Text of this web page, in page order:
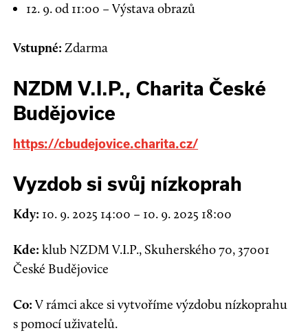
12. 9. od 11:00 – Výstava obrazů
Vstupné: Zdarma
NZDM V.I.P., Charita České
Budějovice
https://cbudejovice.charita.cz/
Vyzdob si svůj nízkoprah
Kdy: 10. 9. 2025 14:00 – 10. 9. 2025 18:00
Kde: klub NZDM V.I.P., Skuherského 70,37001
České Budějovice
Co:V rámci akce si vytvoříme výzdobu nízkoprahu
s pomocí uživatelů.